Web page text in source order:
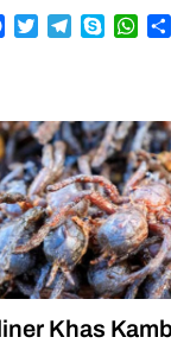
Facebook
TwitterTelegram
Skype
Khas